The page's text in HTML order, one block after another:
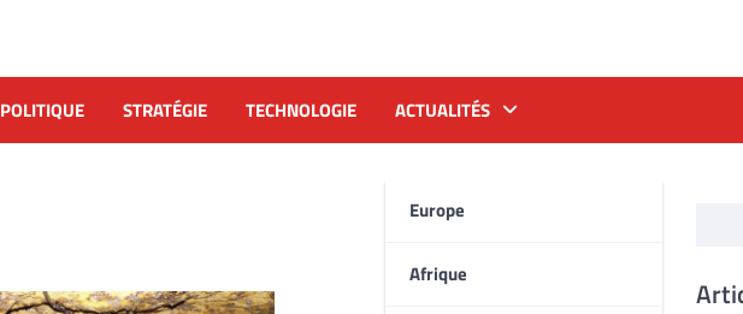
POLITIQUE STRATÉGIE TECHNOLOGIE ACTUALITÉS
Europe
Afrique